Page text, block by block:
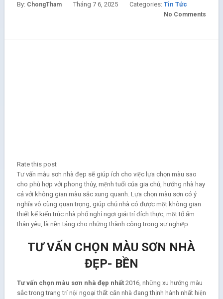
By: ChongTham Tháng 7 6, 2025 Categories: Tin Tức
No Comments
Rate this post
Tư vấn màu sơn nhà đẹp sẽ giúp ích cho việc lựa chọn màu sao
cho phù hợp với phong thủy, mệnh tuổi của gia chủ, hướng nhà hay
cả với không gian màu sắc xung quanh. Lựa chọn màu sơn có ý
nghĩa vô cùng quan trọng, giúp chủ nhà có được một không gian
thiết kế kiến trúc nhà phố nghỉ ngơi giải trí đích thực, một tổ ấm
thân yêu, là nền tảng cho những thành công trong sự nghiệp.
TƯ VẤN CHỌN MÀU SƠN NHÀ
ĐẸP- BỀN
Tư vấn chọn màu sơn nhà đẹp nhất2016, những xu hướng màu
sắc trong trang trí nội ngoại thất căn nhà đang thịnh hành nhất hiện